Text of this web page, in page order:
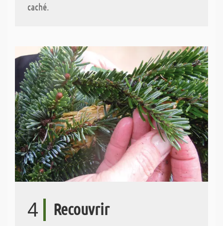
caché.
4 Recouvrir